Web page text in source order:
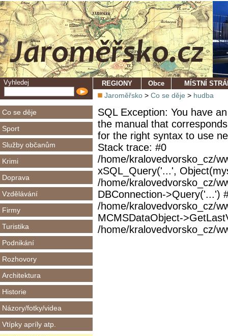
Vyhledej
Co se děje
Sport
Služby občanům
Krimi
Doprava
Vzdělávání
Firmy
Turistika
Podnikání
Rozhovory
Architektura
Historie
Názory/fotky/videa
Vtípky apríly atp.
REGIONY Obce MÍSTNÍ
Jaroměřsko > Co se děje > hudba
SQL Exception: You have
the manual that
for the right syntax to use
Stack trace: #0
/home/kralovedvorsko_cz/
xSQL_Query('...',
/home/kralovedvorsko_cz/
DBConnection->Query('...')
/home/kralovedvorsko_cz/
MCMSDataObject-
/home/kralovedvorsko_cz/